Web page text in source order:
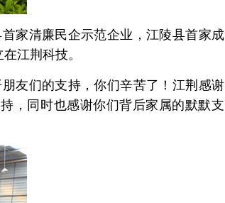
家清廉民企示范企业，江陵县首家成
江荆科技。
友们的支持，你们辛苦了！江荆感谢
，同时也感谢你们背后家属的默默支